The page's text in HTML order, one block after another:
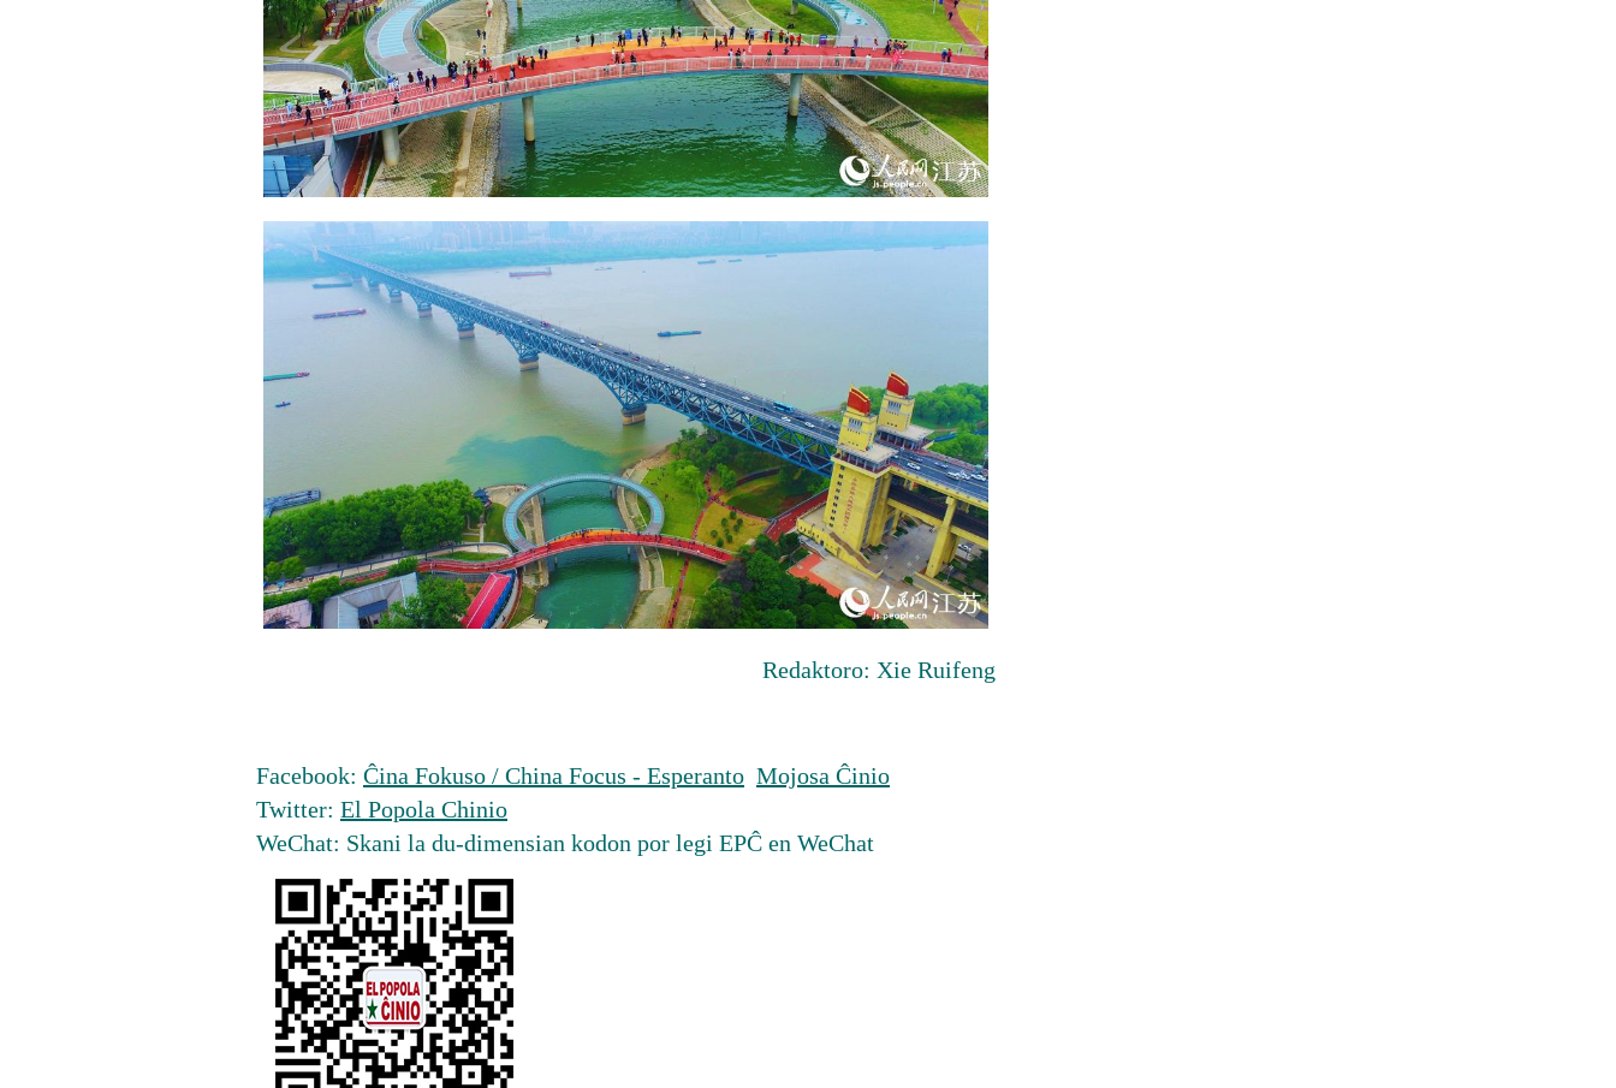
Redaktoro: Xie Ruifeng
Facebook: Ĉina Fokuso / China Focus - Esperanto Mojosa Ĉinio
Twitter: El Popola Chinio
WeChat: Skani la du-dimensian kodon por legi EPĈ en WeChat